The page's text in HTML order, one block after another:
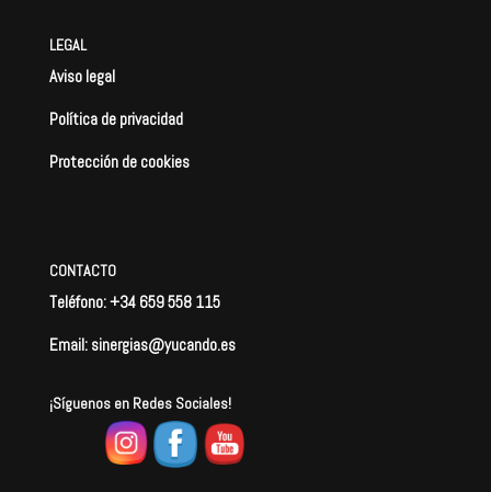
LEGAL
Aviso legal
Política de privacidad
Protección de cookies
CONTACTO
Teléfono: +34 659 558 115
Email: sinergias@yucando.es
¡Síguenos en Redes Sociales!